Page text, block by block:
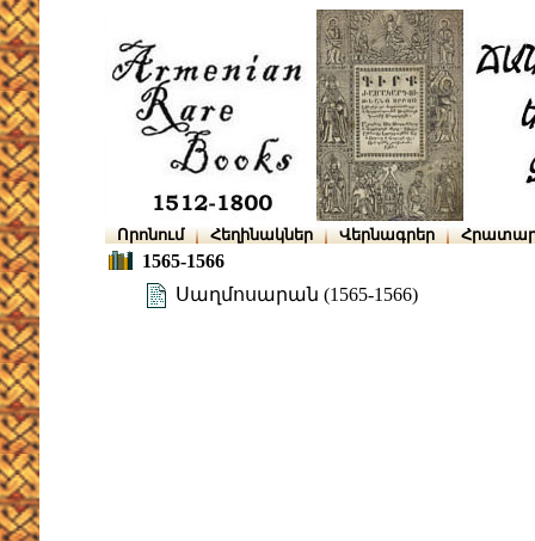
Որոնում Հեղինակներ Վերնագրեր
1565-1566
Սաղմոսարան (1565-1566)